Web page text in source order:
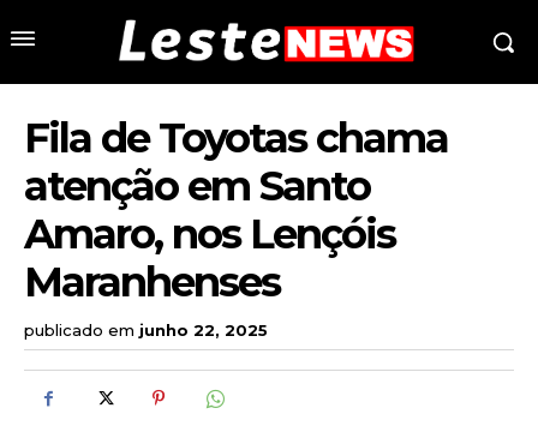
Fila de Toyotas chama
atenção em Santo
Amaro, nos Lençóis
Maranhenses
publicado em junho 22, 2025